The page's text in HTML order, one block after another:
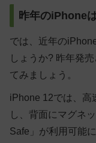
昨年のiPhone
では、近年の
しょうか? 昨年発
てみましょう。
iPhone 12では、高
し、背面にマグネ
Safe」が利用可能